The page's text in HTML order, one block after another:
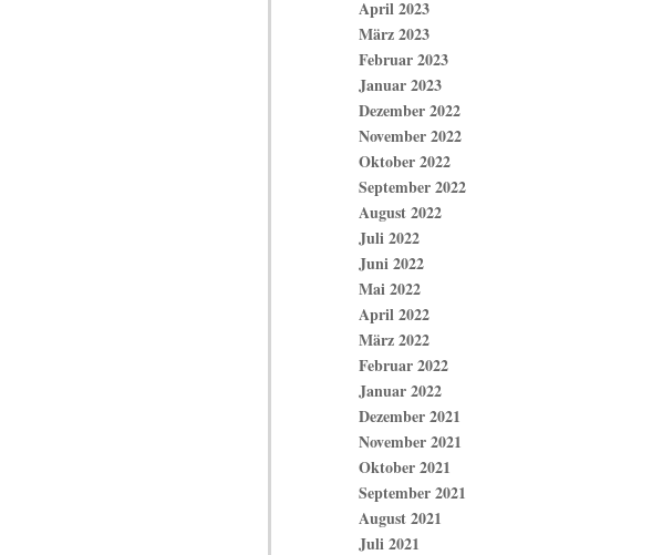
April 2023
März 2023
Februar 2023
Januar 2023
Dezember 2022
November 2022
Oktober 2022
September 2022
August 2022
Juli 2022
Juni 2022
Mai 2022
April 2022
März 2022
Februar 2022
Januar 2022
Dezember 2021
November 2021
Oktober 2021
September 2021
August 2021
Juli 2021